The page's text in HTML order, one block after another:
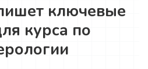
ключевые
курса по